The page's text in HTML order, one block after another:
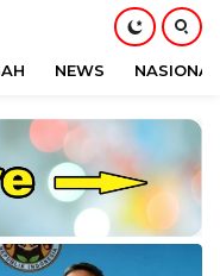
NEWS NASIONAL